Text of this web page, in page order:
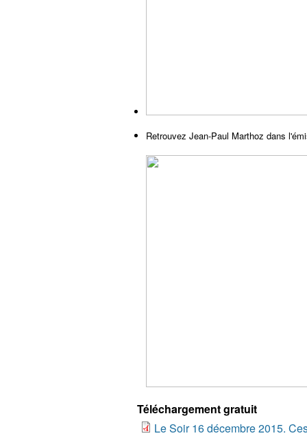
Retrouvez Jean-Paul Marthoz dans
Téléchargement gratuit
Le Soir 16 décembre 2015.